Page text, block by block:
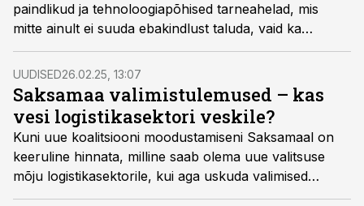
paindlikud ja tehnoloogiapõhised tarneahelad, mis
mitte ainult ei suuda ebakindlust taluda, vaid ka
toetavad kasvu, leiab tarneahela ekspert Dr.
Muddassir Ahmed.
UUDISED26.02.25, 13:07
Saksamaa valimistulemused – kas
vesi logistikasektori veskile?
Kuni uue koalitsiooni moodustamiseni Saksamaal on
keeruline hinnata, milline saab olema uue valitsuse
mõju logistikasektorile, kui aga uskuda valimised
võitnud CDU lubadusi vähendada bürokraatiat,